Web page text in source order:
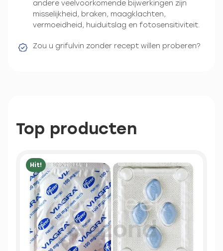
andere veelvoorkomende bijwerkingen zijn
misselijkheid, braken, maagklachten,
vermoeidheid, huiduitslag en fotosensitiviteit.
Zou u grifulvin zonder recept willen proberen?
Top producten
Hit!